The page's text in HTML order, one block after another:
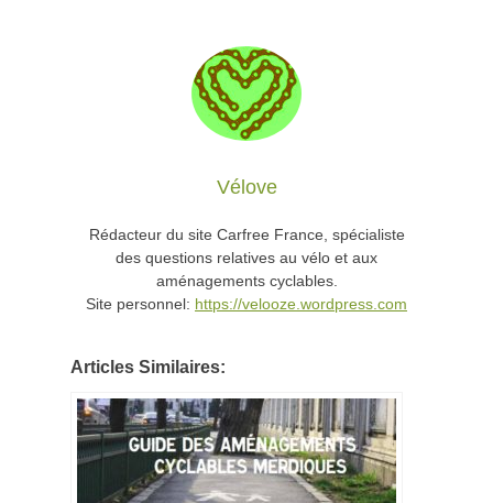
Vélove
Rédacteur du site Carfree France, spécialiste
des questions relatives au vélo et aux
aménagements cyclables.
Site personnel: https://velooze.wordpress.com
Articles Similaires: